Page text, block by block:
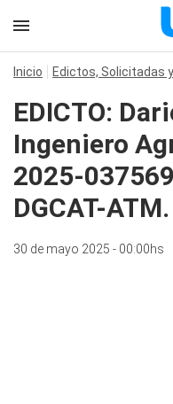
Inicio Edictos, Solicitadas
EDICTO:
Ingeniero
2025-
DGCAT-ATM.
30 de mayo 2025 - 00:00hs